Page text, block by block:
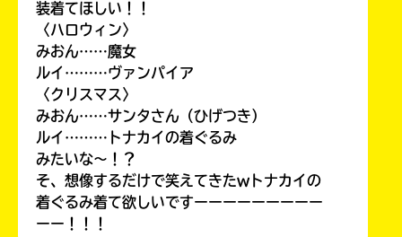
装着てほしい！！
〈ハロウィン〉
みおん……魔女
ルイ………ヴァンパイア
〈クリスマス〉
みおん……サンタさん（ひげつき）
ルイ………トナカイの着ぐるみ
みたいな〜！？
そ、想像するだけで笑えてきたwトナカイの
着ぐるみ着て欲しいですーーーーーーーーー
ーー！！！